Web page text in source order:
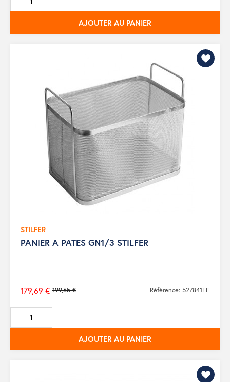
base
AJOUTER AU PANIER
STILFER
PANIER A PATES GN1/3 STILFER
Prix
de
base
199,65 €
179,69 € Référence: 527841FF
AJOUTER AU PANIER